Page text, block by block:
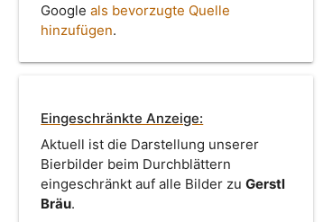
Googleals bevorzugte Quelle
hinzufügen.
Eingeschränkte Anzeige:
Aktuell ist die Darstellung unserer
Bierbilder beim Durchblättern
eingeschränkt auf alle Bilder zuGerstl
Bräu.